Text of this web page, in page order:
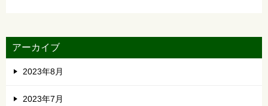
アーカイブ
2023年8月
2023年7月